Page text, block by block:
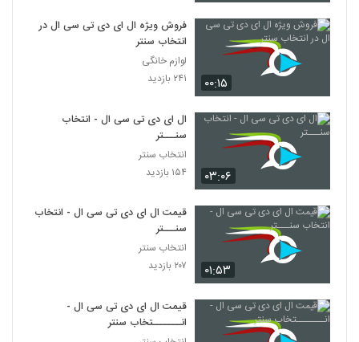
۰۰:۱۵
فروش ویژه ال ای دی تی سی ال در
انتخاب سنتر
لوازم خانگی
۲۴۱ بازدید
۰۳:۰۶
ال ای دی تی سی ال - انتخاب
سنـــتر
انتخاب سنتر
۱۵۴ بازدید
۰۱:۵۳
قیمت ال ای دی تی سی ال - انتخاب
سنـــتر
انتخاب سنتر
۲۰۷ بازدید
قیمت ال ای دی تی سی ال -
انـــــــتخاب سنتر